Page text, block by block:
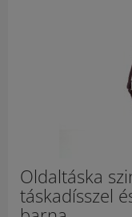
Oldaltáska
táskadísszel